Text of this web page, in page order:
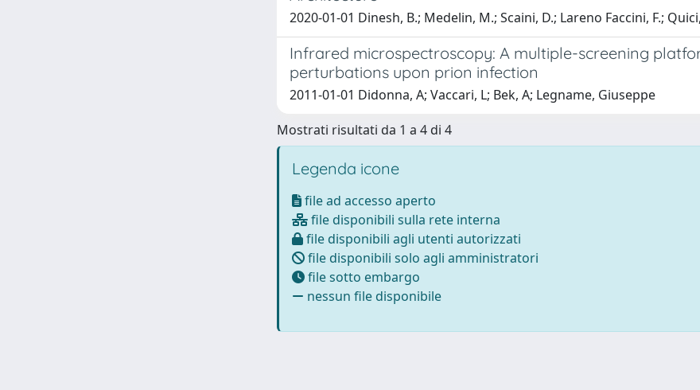
2020-01-01 Dinesh, B.; Medelin, M.; Scaini, D.; Lareno Faccini, F.;
Infrared microspectroscopy: A multiple-screening
perturbations upon prion infection
2011-01-01 Didonna, A; Vaccari, L; Bek, A; Legname, Giuseppe
Mostrati risultati da 1 a 4 di 4
Legenda icone
file ad accesso aperto
file disponibili sulla rete interna
file disponibili agli utenti autorizzati
file disponibili solo agli amministratori
file sotto embargo
nessun file disponibile